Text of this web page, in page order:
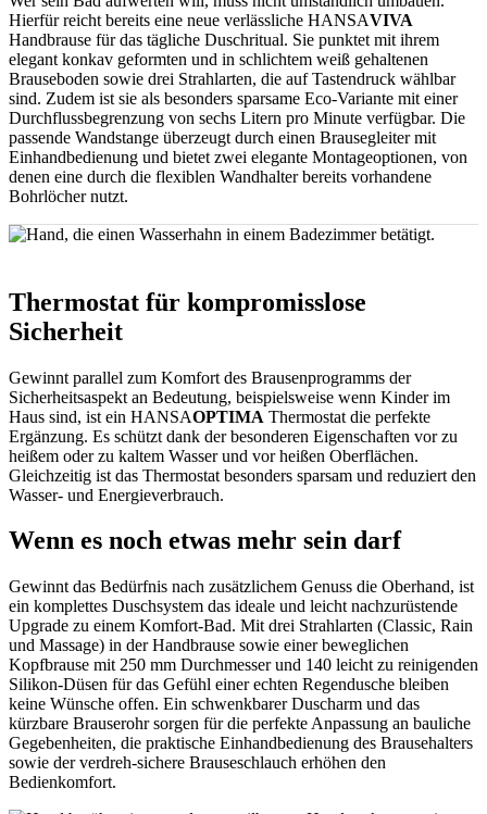
Hierfür reicht bereits eine neue verlässliche HANSAVIVA
Handbrause für das tägliche Duschritual. Sie punktet mit ihrem
elegant konkav geformten und in schlichtem weiß gehaltenen
Brauseboden sowie drei Strahlarten, die auf Tastendruck wählbar
sind. Zudem ist sie als besonders sparsame Eco-Variante mit einer
Durchflussbegrenzung von sechs Litern pro Minute verfügbar. Die
passende Wandstange überzeugt durch einen Brausegleiter mit
Einhandbedienung und bietet zwei elegante Montageoptionen, von
denen eine durch die flexiblen Wandhalter bereits vorhandene
Bohrlöcher nutzt.
Thermostat für kompromisslose
Sicherheit
Gewinnt parallel zum Komfort des Brausenprogramms der
Sicherheitsaspekt an Bedeutung, beispielsweise wenn Kinder im
Haus sind, ist ein HANSAOPTIMA Thermostat die perfekte
Ergänzung. Es schützt dank der besonderen Eigenschaften vor zu
heißem oder zu kaltem Wasser und vor heißen Oberflächen.
Gleichzeitig ist das Thermostat besonders sparsam und reduziert den
Wasser- und Energieverbrauch.
Wenn es noch etwas mehr sein darf
Gewinnt das Bedürfnis nach zusätzlichem Genuss die Oberhand, ist
ein komplettes Duschsystem das ideale und leicht nachzurüstende
Upgrade zu einem Komfort-Bad. Mit drei Strahlarten (Classic, Rain
und Massage) in der Handbrause sowie einer beweglichen
Kopfbrause mit 250 mm Durchmesser und 140 leicht zu reinigenden
Silikon-Düsen für das Gefühl einer echten Regendusche bleiben
keine Wünsche offen. Ein schwenkbarer Duscharm und das
kürzbare Brauserohr sorgen für die perfekte Anpassung an bauliche
Gegebenheiten, die praktische Einhandbedienung des Brausehalters
sowie der verdreh-sichere Brauseschlauch erhöhen den
Bedienkomfort.